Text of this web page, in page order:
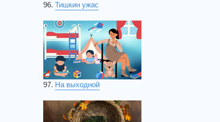
96. Тишкин ужас
97. На выходной